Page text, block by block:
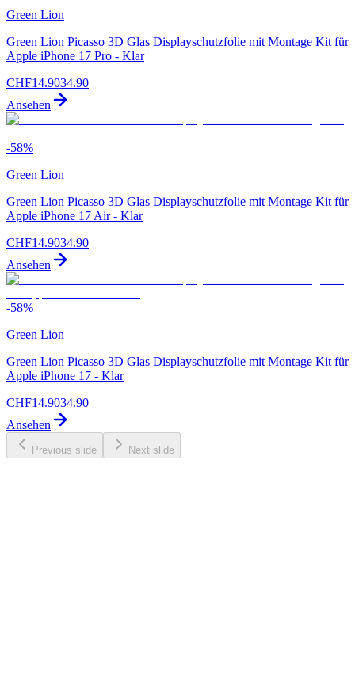
Green Lion
Green Lion Picasso 3D Glas Displayschutzfolie mit Montage Kit für
Apple iPhone 17 Pro - Klar
CHF14.9034.90
Ansehen
-58%
Green Lion
Green Lion Picasso 3D Glas Displayschutzfolie mit Montage Kit für
Apple iPhone 17 Air - Klar
CHF14.9034.90
Ansehen
-58%
Green Lion
Green Lion Picasso 3D Glas Displayschutzfolie mit Montage Kit für
Apple iPhone 17 - Klar
CHF14.9034.90
Ansehen
Previous slide Next slide